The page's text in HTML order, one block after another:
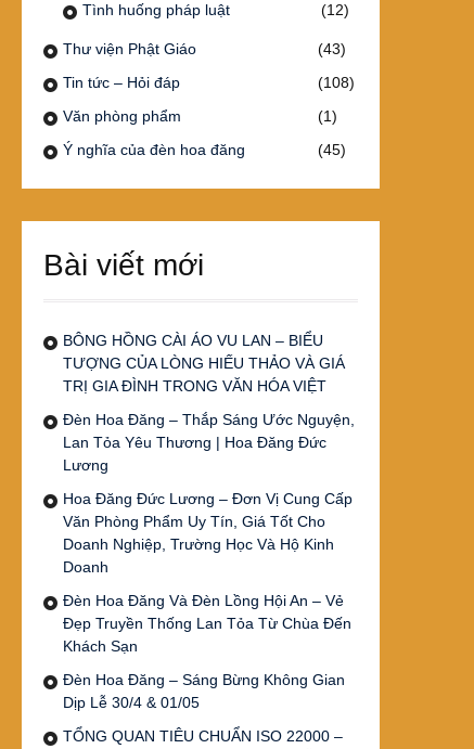
Tình huống pháp luật
(12)
Thư viện Phật Giáo
(43)
Tin tức – Hỏi đáp
(108)
Văn phòng phẩm
(1)
Ý nghĩa của đèn hoa đăng
(45)
Bài viết mới
BÔNG HỒNG CÀI ÁO VU LAN – BIỂU
TƯỢNG CỦA LÒNG HIẾU THẢO VÀ GIÁ
TRỊ GIA ĐÌNH TRONG VĂN HÓA VIỆT
Đèn Hoa Đăng – Thắp Sáng Ước Nguyện,
Lan Tỏa Yêu Thương | Hoa Đăng Đức
Lương
Hoa Đăng Đức Lương – Đơn Vị Cung Cấp
Văn Phòng Phẩm Uy Tín, Giá Tốt Cho
Doanh Nghiệp, Trường Học Và Hộ Kinh
Doanh
Đèn Hoa Đăng Và Đèn Lồng Hội An – Vẻ
Đẹp Truyền Thống Lan Tỏa Từ Chùa Đến
Khách Sạn
Đèn Hoa Đăng – Sáng Bừng Không Gian
Dịp Lễ 30/4 & 01/05
TỔNG QUAN TIÊU CHUẨN ISO 22000 –